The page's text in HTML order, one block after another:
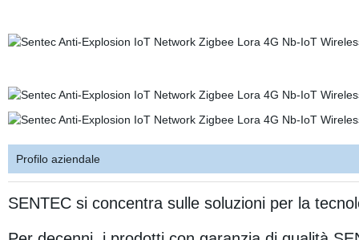
Profilo aziendale
SENTEC si concentra sulle soluzioni per la